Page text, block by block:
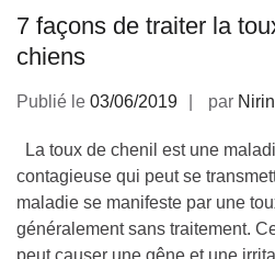
7 façons de traiter la
chiens
Publié le 03/06/2019 par
La toux de chenil est une
contagieuse qui peut se
maladie se manifeste par une
généralement sans traitement.
peut causer une gêne et une